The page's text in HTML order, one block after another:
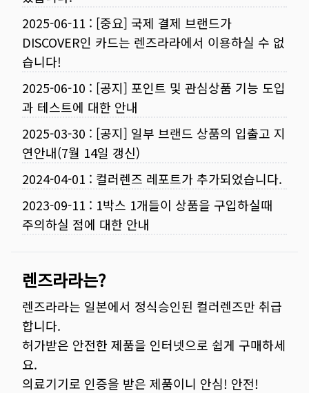
2025-06-11 : [중요] 국제 결제 브랜드가
DISCOVER인 카드는 렌즈라라에서 이용하실 수 없
습니다!
2025-06-10 : [공지] 포인트 및 관심상품 기능 도입
과 테스트에 대한 안내
2025-03-30 : [공지] 일부 브랜드 상품의 입출고 지
연안내(7월 14일 갱신)
2024-04-01 : 컬러렌즈 레포트가 추가되었습니다.
2023-09-11 : 1박스 1개들이 상품을 구입하실때
주의하실 점에 대한 안내
렌즈라라는?
렌즈라라는 일본에서 정식승인된 컬러렌즈만 취급
합니다.
허가받은 안전한 제품을 인터넷으로 쉽게 구매하세
요.
의료기기로 인증을 받은 제품이니 안심! 안전!